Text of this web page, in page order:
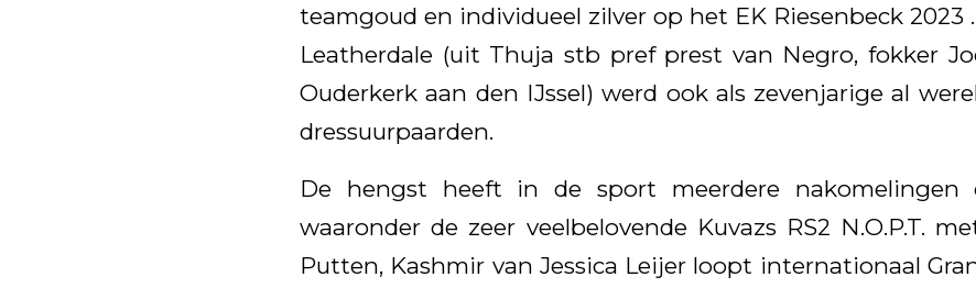
teamgoud en individueel zilver op het EK Riesenbeck 2023
Leatherdale (uit Thuja stb pref prest van Negro, fokker
Ouderkerk aan den IJssel) werd ook als zevenjarige al
dressuurpaarden.
De hengst heeft in de sport meerdere nakomelingen
waaronder de zeer veelbelovende Kuvazs RS2 N.O.P.T.
Putten, Kashmir van Jessica Leijer loopt internationaal